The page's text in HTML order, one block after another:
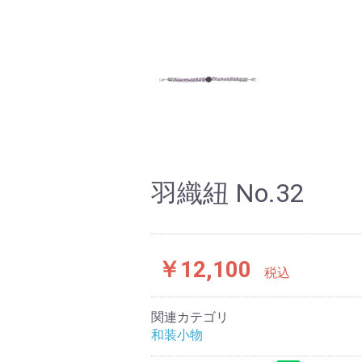
羽織紐 No.32
￥12,100 税込
関連カテゴリ
和装小物